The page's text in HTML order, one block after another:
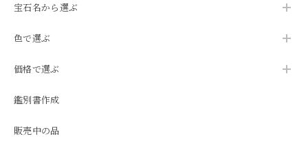
宝石名から選ぶ
色で選ぶ
価格で選ぶ
鑑別書作成
販売中の品